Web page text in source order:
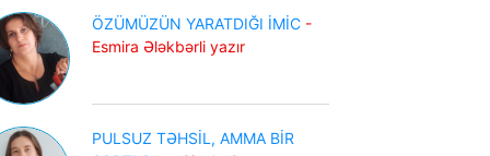
ÖZÜMÜZÜN YARATDIĞI İMİC -
Esmira Ələkbərli yazır
PULSUZ TƏHSİL, AMMA BİR